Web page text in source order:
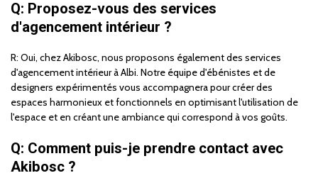
Q: Proposez-vous des services
d'agencement intérieur ?
R: Oui, chez Akibosc, nous proposons également des services
d'agencement intérieur à Albi. Notre équipe d'ébénistes et de
designers expérimentés vous accompagnera pour créer des
espaces harmonieux et fonctionnels en optimisant l'utilisation de
l'espace et en créant une ambiance qui correspond à vos goûts.
Q: Comment puis-je prendre contact avec
Akibosc ?